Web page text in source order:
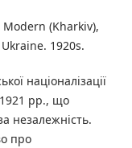
(Kharkiv),
1920s.
націоналізації
1921 рр., що
незалежність.
про